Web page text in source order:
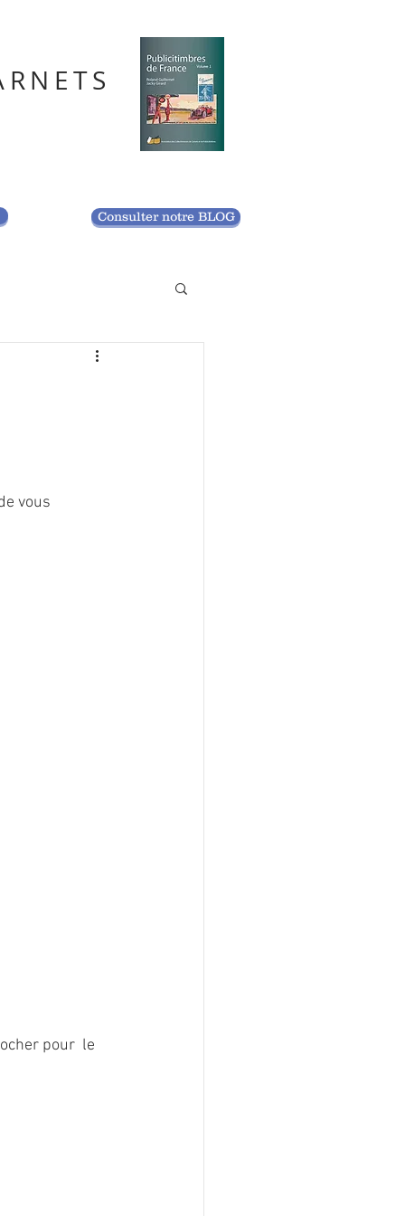
Consulter notre BLOG
vous
pour  le